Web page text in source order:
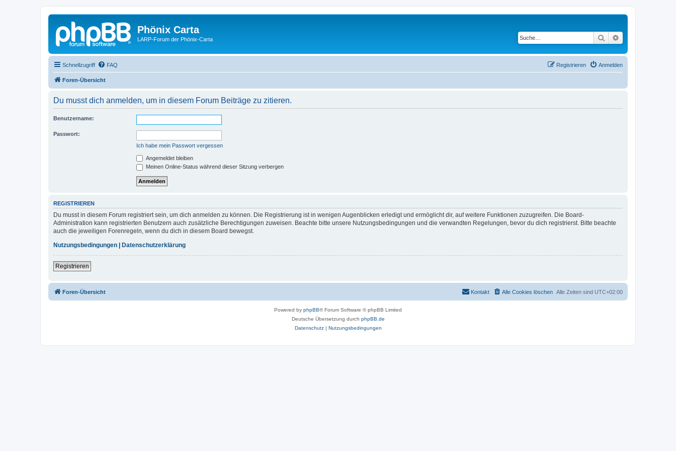
Phönix Carta
LARP-Forum der Phönix-Carta Suche
Schnellzugriff FAQ Anmelden
Registrieren
Foren-Übersicht
Du musst dich anmelden, um in diesem Forum Beiträge zu zitieren.
Benutzername:
Passwort:
Ich habe mein Passwort vergessen
Angemeldet bleiben
Meinen Online-Status während dieser Sitzung verbergen
REGISTRIEREN
Du musst in diesem Forum registriert sein, um dich anmelden zu können. Die Registrierung ist in wenigen Augenblicken erledigt und ermöglicht dir, auf weitere Funktionen zuzugreifen. Die Board-
Administration kann registrierten Benutzern auch zusätzliche Berechtigungen zuweisen. Beachte bitte unsere Nutzungsbedingungen und die verwandten Regelungen, bevor du dich registrierst. Bitte beachte
auch die jeweiligen Forenregeln, wenn du dich in diesem Board bewegst.
Nutzungsbedingungen
Datenschutzerklärung
Registrieren
Foren-Übersicht Alle Zeiten sind UTC+02:00
Alle Cookies löschen
Kontakt
Powered by phpBB® Forum Software © phpBB Limited
Deutsche Übersetzung durch phpBB.de
Datenschutz| Nutzungsbedingungen